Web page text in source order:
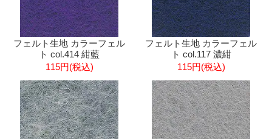
フェルト生地 カラーフェル
ト col.414 紺藍
115円(税込)
フェルト生地 カラーフェル
ト col.117 濃紺
115円(税込)